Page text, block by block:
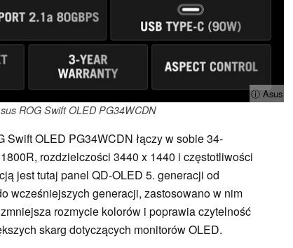
ⓘ Asus
ROG Swift OLED PG34WCDN
OLED PG34WCDN łączy w sobie 34-
rozdzielczości 3440 x 1440 i częstotliwości
jest tutaj panel QD-OLED 5. generacji od
wcześniejszych generacji, zastosowano w nim
rozmycie kolorów i poprawia czytelność
skarg dotyczących monitorów OLED.